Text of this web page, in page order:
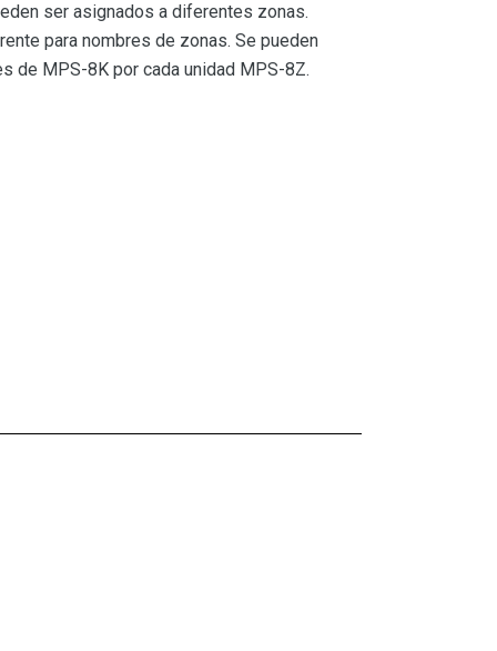
ser asignados a diferentes zonas.
para nombres de zonas. Se pueden
de MPS-8K por cada unidad MPS-8Z.